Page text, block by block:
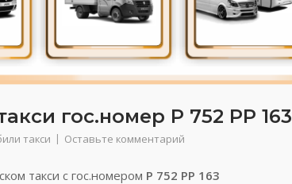
гос.номер Р 752 РР 163
такси Оставьте комментарий
такси с гос.номером Р 752 РР 163